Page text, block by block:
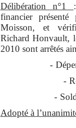
Délibération n°1
financier présenté
Moisson, et
Richard Honvault,
2010 sont arrêtés
-
-
-
Adopté à